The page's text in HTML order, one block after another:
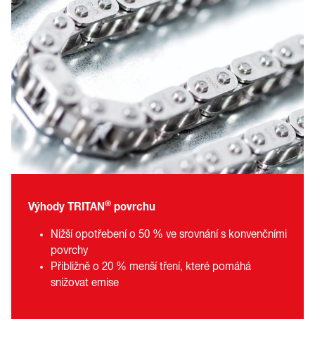
Výhody TRITAN ® povrchu
Nižší opotřebení o 50 % ve srovnání s konvenčními
povrchy
Přibližně o 20 % menší tření, které pomáhá
snižovat emise